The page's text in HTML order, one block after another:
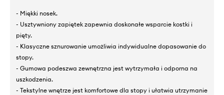
- Miękki nosek.
- Usztywniony zapiętek zapewnia doskonałe wsparcie kostki i
pięty.
- Klasyczne sznurowanie umożliwia indywidualne dopasowanie do
stopy.
- Gumowa podeszwa zewnętrzna jest wytrzymała i odporna na
uszkodzenia.
- Tekstylne wnętrze jest komfortowe dla stopy i ułatwia utrzymanie